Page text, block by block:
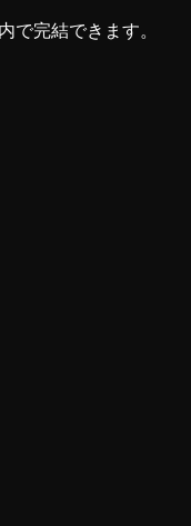
完結できます。